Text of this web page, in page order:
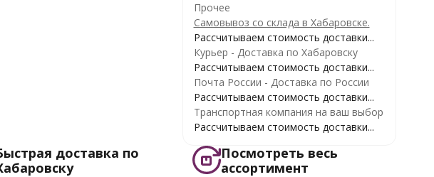
Прочее
Самовывоз со склада в Хабаровске.
Рассчитываем стоимость доставки...
Курьер - Доставка по Хабаровску
Рассчитываем стоимость доставки...
Почта России - Доставка по России
Рассчитываем стоимость доставки...
Транспортная компания на ваш выбор
Рассчитываем стоимость доставки...
доставка по
Посмотреть весь
ассортимент